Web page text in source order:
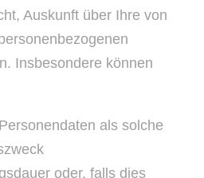
Auskunft über Ihre von
Insbesondere können
als solche
oder, falls dies